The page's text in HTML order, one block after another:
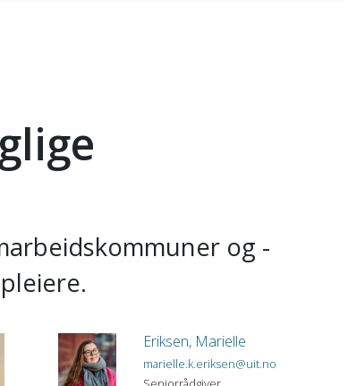
og -
Eriksen, Marielle
marielle.k.eriksen@uit.no